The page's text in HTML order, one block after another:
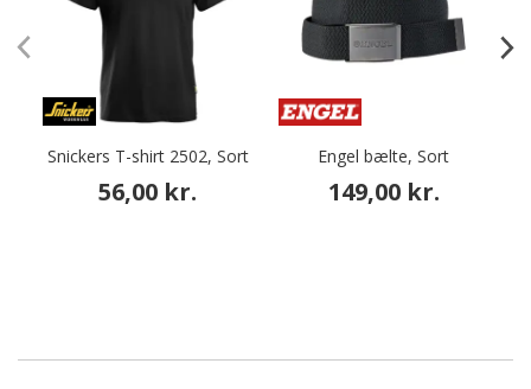
Snickers T-shirt 2502, Sort
56,00 kr.
Engel bælte, Sort
149,00 kr.